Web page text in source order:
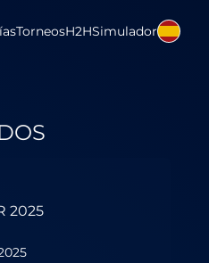
TorneosH2HSimulador
2025